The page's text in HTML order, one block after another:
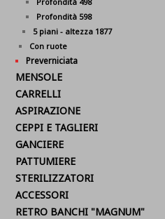
Profondità 598
5 piani - altezza 1877
Con ruote
Preverniciata
MENSOLE
CARRELLI
ASPIRAZIONE
CEPPI E TAGLIERI
GANCIERE
PATTUMIERE
STERILIZZATORI
ACCESSORI
RETRO BANCHI "MAGNUM"